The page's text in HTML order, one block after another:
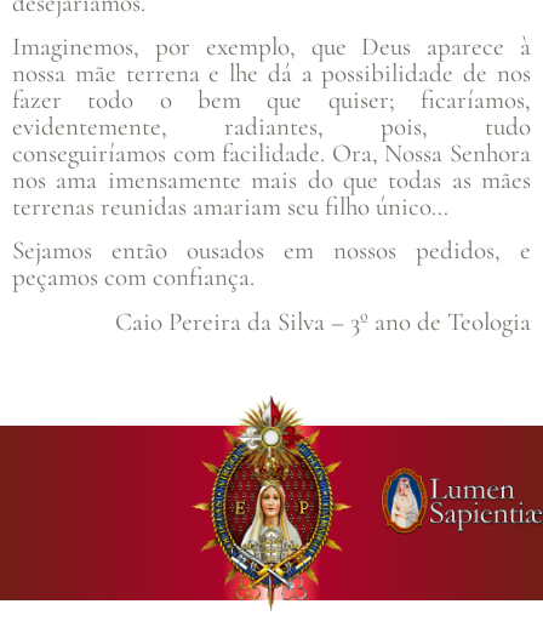
Imaginemos, por exemplo, que Deus aparece à
nossa mãe terrena e lhe dá a possibilidade de nos
fazer todo o bem que quiser; ficaríamos,
evidentemente, radiantes, pois, tudo
conseguiríamos com facilidade. Ora, Nossa Senhora
nos ama imensamente mais do que todas as mães
terrenas reunidas amariam seu filho único…
Sejamos então ousados em nossos pedidos, e
peçamos com confiança.
Caio Pereira da Silva – 3º ano de Teologia